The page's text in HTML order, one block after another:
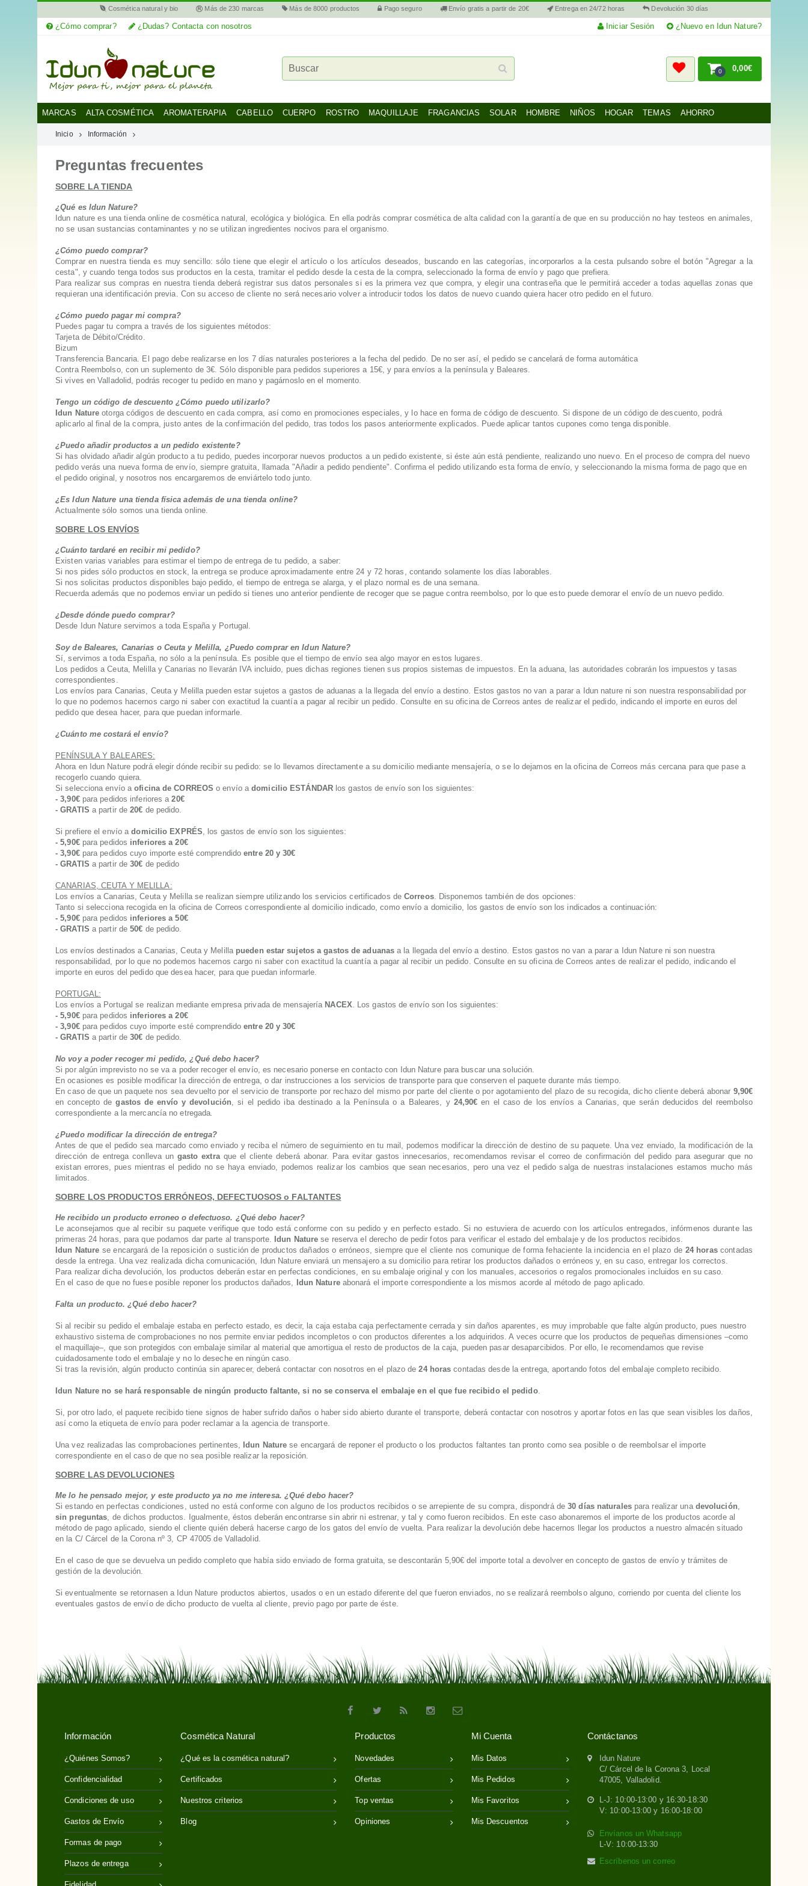
MARCAS
Cosmética natural y bio Más de 230 marcas Más de 8000 productos Pago seguro Envío gratis a partir de 20€ Entrega en 24/72 horas Devolución 30 días
¿Cómo comprar? ¿Dudas? Contacta con nosotros Iniciar Sesión ¿Nuevo en Idun Nature?
0 0,00€
MARCAS ALTA COSMÉTICA AROMATERAPIA CABELLO CUERPO ROSTRO MAQUILLAJE FRAGANCIAS SOLAR HOMBRE NIÑOS HOGAR TEMAS AHORRO
Inicio Información
Preguntas frecuentes
SOBRE LA TIENDA
¿Qué es Idun Nature?
Idun nature es una tienda online de cosmética natural, ecológica y biológica. En ella podrás comprar cosmética de alta calidad con la garantía de que en su producción no hay testeos en animales,
no se usan sustancias contaminantes y no se utilizan ingredientes nocivos para el organismo.
¿Cómo puedo comprar?
Comprar en nuestra tienda es muy sencillo: sólo tiene que elegir el artículo o los artículos deseados, buscando en las categorías, incorporarlos a la cesta pulsando sobre el botón "Agregar a la
cesta", y cuando tenga todos sus productos en la cesta, tramitar el pedido desde la cesta de la compra, seleccionado la forma de envío y pago que prefiera.
Para realizar sus compras en nuestra tienda deberá registrar sus datos personales si es la primera vez que compra, y elegir una contraseña que le permitirá acceder a todas aquellas zonas que
requieran una identificación previa. Con su acceso de cliente no será necesario volver a introducir todos los datos de nuevo cuando quiera hacer otro pedido en el futuro.
¿Cómo puedo pagar mi compra?
Puedes pagar tu compra a través de los siguientes métodos:
Tarjeta de Débito/Crédito.
Bizum
Transferencia Bancaria. El pago debe realizarse en los 7 días naturales posteriores a la fecha del pedido. De no ser así, el pedido se cancelará de forma automática
Contra Reembolso, con un suplemento de 3€. Sólo disponible para pedidos superiores a 15€, y para envíos a la península y Baleares.
Si vives en Valladolid, podrás recoger tu pedido en mano y pagárnoslo en el momento.
Tengo un código de descuento ¿Cómo puedo utilizarlo?
Idun Nature otorga códigos de descuento en cada compra, así como en promociones especiales, y lo hace en forma de código de descuento. Si dispone de un código de descuento, podrá
aplicarlo al final de la compra, justo antes de la confirmación del pedido, tras todos los pasos anteriormente explicados. Puede aplicar tantos cupones como tenga disponible.
¿Puedo añadir productos a un pedido existente?
Si has olvidado añadir algún producto a tu pedido, puedes incorporar nuevos productos a un pedido existente, si éste aún está pendiente, realizando uno nuevo. En el proceso de compra del nuevo
pedido verás una nueva forma de envío, siempre gratuita, llamada "Añadir a pedido pendiente". Confirma el pedido utilizando esta forma de envío, y seleccionando la misma forma de pago que en
el pedido original, y nosotros nos encargaremos de enviártelo todo junto.
¿Es Idun Nature una tienda física además de una tienda online?
Actualmente sólo somos una tienda online.
SOBRE LOS ENVÍOS
¿Cuánto tardaré en recibir mi pedido?
Existen varias variables para estimar el tiempo de entrega de tu pedido, a saber:
Si nos pides sólo productos en stock, la entrega se produce aproximadamente entre 24 y 72 horas, contando solamente los días laborables.
Si nos solicitas productos disponibles bajo pedido, el tiempo de entrega se alarga, y el plazo normal es de una semana.
Recuerda además que no podemos enviar un pedido si tienes uno anterior pendiente de recoger que se pague contra reembolso, por lo que esto puede demorar el envío de un nuevo pedido.
¿Desde dónde puedo comprar?
Desde Idun Nature servimos a toda España y Portugal.
Soy de Baleares, Canarias o Ceuta y Melilla, ¿Puedo comprar en Idun Nature?
Sí, servimos a toda España, no sólo a la península. Es posible que el tiempo de envío sea algo mayor en estos lugares.
Los pedidos a Ceuta, Melilla y Canarias no llevarán IVA incluido, pues dichas regiones tienen sus propios sistemas de impuestos. En la aduana, las autoridades cobrarán los impuestos y tasas
correspondientes.
Los envíos para Canarias, Ceuta y Melilla pueden estar sujetos a gastos de aduanas a la llegada del envío a destino. Estos gastos no van a parar a Idun nature ni son nuestra responsabilidad por
lo que no podemos hacernos cargo ni saber con exactitud la cuantía a pagar al recibir un pedido. Consulte en su oficina de Correos antes de realizar el pedido, indicando el importe en euros del
pedido que desea hacer, para que puedan informarle.
¿Cuánto me costará el envío?
PENÍNSULA Y BALEARES:
Ahora en Idun Nature podrá elegir dónde recibir su pedido: se lo llevamos directamente a su domicilio mediante mensajería, o se lo dejamos en la oficina de Correos más cercana para que pase a
recogerlo cuando quiera.
Si selecciona envío aoficina de CORREOS o envío adomicilio ESTÁNDARlos gastos de envío son los siguientes:
- 3,90€para pedidos inferiores a20€
- GRATIS a partir de20€ de pedido.
Si prefiere el envío adomicilio EXPRÉS , los gastos de envío son los siguientes:
- 5,90€para pedidos inferiores a 20€
- 3,90€para pedidos cuyo importe esté comprendidoentre 20 y 30€
- GRATIS a partir de30€ de pedido
CANARIAS, CEUTA Y MELILLA:
Los envíos a Canarias, Ceuta y Melilla se realizan siempre utilizando los servicios certificados deCorreos. Disponemos también de dos opciones:
Tanto si selecciona recogida en la oficina de Correos correspondiente al domicilio indicado, como envío a domicilio, los gastos de envío son los indicados a continuación:
- 5,90€para pedidos inferiores a 50€
- GRATIS a partir de50€ de pedido.
Los envíos destinados a Canarias, Ceuta y Melilla pueden estar sujetos a gastos de aduanas a la llegada del envío a destino. Estos gastos no van a parar a Idun Nature ni son nuestra
responsabilidad, por lo que no podemos hacernos cargo ni saber con exactitud la cuantía a pagar al recibir un pedido. Consulte en su oficina de Correos antes de realizar el pedido, indicando el
importe en euros del pedido que desea hacer, para que puedan informarle.
PORTUGAL:
Los envíos a Portugal se realizan mediante empresa privada de mensajería NACEX . Los gastos de envío son los siguientes:
- 5,90€para pedidos inferiores a 20€
- 3,90€para pedidos cuyo importe esté comprendidoentre 20 y 30€
- GRATIS a partir de30€ de pedido.
No voy a poder recoger mi pedido, ¿Qué debo hacer?
Si por algún imprevisto no se va a poder recoger el envío, es necesario ponerse en contacto con Idun Nature para buscar una solución.
En ocasiones es posible modificar la dirección de entrega, o dar instrucciones a los servicios de transporte para que conserven el paquete durante más tiempo.
En caso de que un paquete nos sea devuelto por el servicio de transporte por rechazo del mismo por parte del cliente o por agotamiento del plazo de su recogida, dicho cliente deberá abonar 9,90€
en concepto degastos de envío y devolución , si el pedido iba destinado a la Península o a Baleares, y 24,90€ en el caso de los envíos a Canarias, que serán deducidos del reembolso
correspondiente a la mercancía no etregada
¿Puedo modificar la dirección de entrega?
Antes de que el pedido sea marcado como enviado y reciba el número de seguimiento en tu mail, podemos modificar la dirección de destino de su paquete. Una vez enviado, la modificación de la
dirección de entrega conlleva un gasto extraque el cliente deberá abonar. Para evitar gastos innecesarios, recomendamos revisar el correo de confirmación del pedido para asegurar que no
existan errores, pues mientras el pedido no se haya enviado, podemos realizar los cambios que sean necesarios, pero una vez el pedido salga de nuestras instalaciones estamos mucho más
limitados.
SOBRE LOS PRODUCTOS ERRÓNEOS, DEFECTUOSOS o FALTANTES
He recibido un producto erroneo o defectuoso. ¿Qué debo hacer?
Le aconsejamos que al recibir su paquete verifique que todo está conforme con su pedido y en perfecto estado. Si no estuviera de acuerdo con los artículos entregados, infórmenos durante las
primeras 24 horas, para que podamos dar parte al transporte.
Idun Nature se reserva el derecho de pedir fotos para verificar el estado del embalaje y de los productos recibidos.
Idun Nature se encargará de la reposición o sustición de productos dañados o erróneos, siempre que el cliente nos comunique de forma fehaciente la incidencia en el plazo de 24 horascontadas
desde la entrega. Una vez realizada dicha comunicación, Idun Nature enviará un mensajero a su domicilio para retirar los productos dañados o erróneos y, en su caso, entregar los correctos.
Para realizar dicha devolución, los productos deberán estar en perfectas condiciones, en su embalaje original y con los manuales, accesorios o regalos promocionales incluidos en su caso.
En el caso de que no fuese posible reponer los productos dañados,
Idun Natureabonará el importe correspondiente a los mismos acorde al método de pago aplicado.
Falta un producto. ¿Qué debo hacer?
Si al recibir su pedido el embalaje estaba en perfecto estado, es decir, la caja estaba caja perfectamente cerrada y sin daños aparentes, es muy improbable que falte algún producto, pues nuestro
exhaustivo sistema de comprobaciones no nos permite enviar pedidos incompletos o con productos diferentes a los adquiridos. A veces ocurre que los productos de pequeñas dimensiones –como
el maquillaje–, que son protegidos con embalaje similar al material que amortigua el resto de productos de la caja, pueden pasar desaparcibidos. Por ello, le recomendamos que revise
cuidadosamente todo el embalaje y no lo deseche en ningún caso.
Si tras la revisión, algún producto continúa sin aparecer, deberá contactar con nosotros en el plazo de 24 horas contadas desde la entrega, aportando fotos del embalaje completo recibido.
Idun Nature no se hará responsable de ningún producto faltante, si no se conserva el embalaje en el que fue recibido el pedido.
Si, por otro lado, el paquete recibido tiene signos de haber sufrido daños o haber sido abierto durante el transporte, deberá contactar con nosotros y aportar fotos en las que sean visibles los daños,
así como la etiqueta de envío para poder reclamar a la agencia de transporte.
Una vez realizadas las comprobaciones pertinentes, Idun Nature se encargará de reponer el producto o los productos faltantes tan pronto como sea posible o de reembolsar el importe
correspondiente en el caso de que no sea posible realizar la reposición.
SOBRE LAS DEVOLUCIONES
Me lo he pensado mejor, y este producto ya no me interesa. ¿Qué debo hacer?
Si estando en perfectas condiciones, usted no está conforme con alguno de los productos recibidos o se arrepiente de su compra, dispondrá de30 días naturalespara realizar una devolución
sin preguntas , de dichos productos. Igualmente, éstos deberán encontrarse sin abrir ni estrenar, y tal y como fueron recibidos. En este caso abonaremos el importe de los productos acorde al
método de pago aplicado, siendo el cliente quién deberá hacerse cargo de los gatos del envío de vuelta. Para realizar la devolución debe hacernos llegar los productos a nuestro almacén situado
en la C/ Cárcel de la Corona nº 3, CP 47005 de Valladolid.
En el caso de que se devuelva un pedido completo que había sido enviado de forma gratuita, se descontarán 5,90€ del importe total a devolver en concepto de gastos de envío y trámites de
gestión de la devolución.
Si eventualmente se retornasen a Idun Nature productos abiertos, usados o en un estado diferente del que fueron enviados, no se realizará reembolso alguno, corriendo por cuenta del cliente los
eventuales gastos de envío de dicho producto de vuelta al cliente, previo pago por parte de éste.
Información
¿Quiénes Somos?
Confidencialidad
Condiciones de uso
Gastos de Envío
Formas de pago
Plazos de entrega
Cosmética Natural
¿Qué es la cosmética natural?
Certificados
Nuestros criterios
Blog
Productos
Novedades
Ofertas
Top ventas
Opiniones
Mi Cuenta
Mis Datos
Mis Pedidos
Mis Favoritos
Mis Descuentos
Contáctanos
Idun Nature
C/ Cárcel de la Corona 3, Local
47005, Valladolid.
L-J: 10:00-13:00 y 16:30-18:30
V: 10:00-13:00 y 16:00-18:00
Envíanos un Whatsapp
L-V: 10:00-13:30
Escríbenos un correo